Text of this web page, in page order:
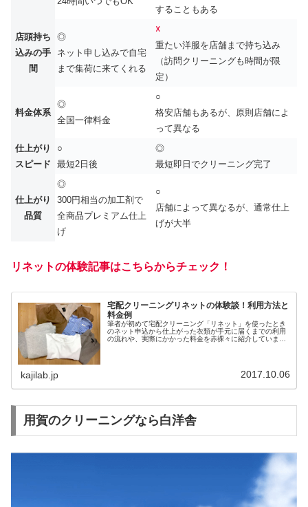
することもある
店頭持ち
込みの手
間
◎
ネット申し込みで自宅
まで集荷に来てくれる
☓
重たい洋服を店舗まで持ち込み
（訪問クリーニングも時間が限
定）
料金体系
◎
全国一律料金
○
格安店舗もあるが、原則店舗によ
って異なる
仕上がり
スピード
○
最短2日後
◎
最短即日でクリーニング完了
仕上がり
品質
◎
300円相当の加工剤で
全商品プレミアム仕上
げ
○
店舗によって異なるが、通常仕上
げが大半
リネットの体験記事はこちらからチェック！
宅配クリーニングリネットの体験談！利用方法と
料金例
筆者が初めて宅配クリーニング「リネット」を使ったとき
のネット申込から仕上がった衣類が手元に届くまでの利用
の流れや、実際にかかった料金を赤裸々に紹介していま
kajilab.jp 2017.10.06
用賀のクリーニングなら白洋舎